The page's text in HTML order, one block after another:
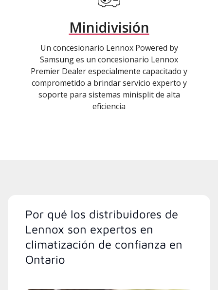
Minidivisión
Un concesionario Lennox Powered by
Samsung es un concesionario Lennox
Premier Dealer especialmente capacitado y
comprometido a brindar servicio experto y
soporte para sistemas minisplit de alta
eficiencia
Por qué los distribuidores de
Lennox son expertos en
climatización de confianza en
Ontario